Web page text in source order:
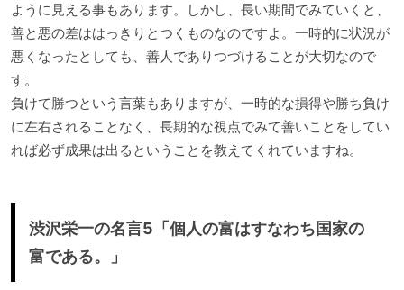
ように見える事もあります。しかし、長い期間でみていくと、
善と悪の差ははっきりとつくものなのですよ。一時的に状況が
悪くなったとしても、善人でありつづけることが大切なので
す。
負けて勝つという言葉もありますが、一時的な損得や勝ち負け
に左右されることなく、長期的な視点でみて善いことをしてい
れば必ず成果は出るということを教えてくれていますね。
渋沢栄一の名言5「個人の富はすなわち国家の
富である。」